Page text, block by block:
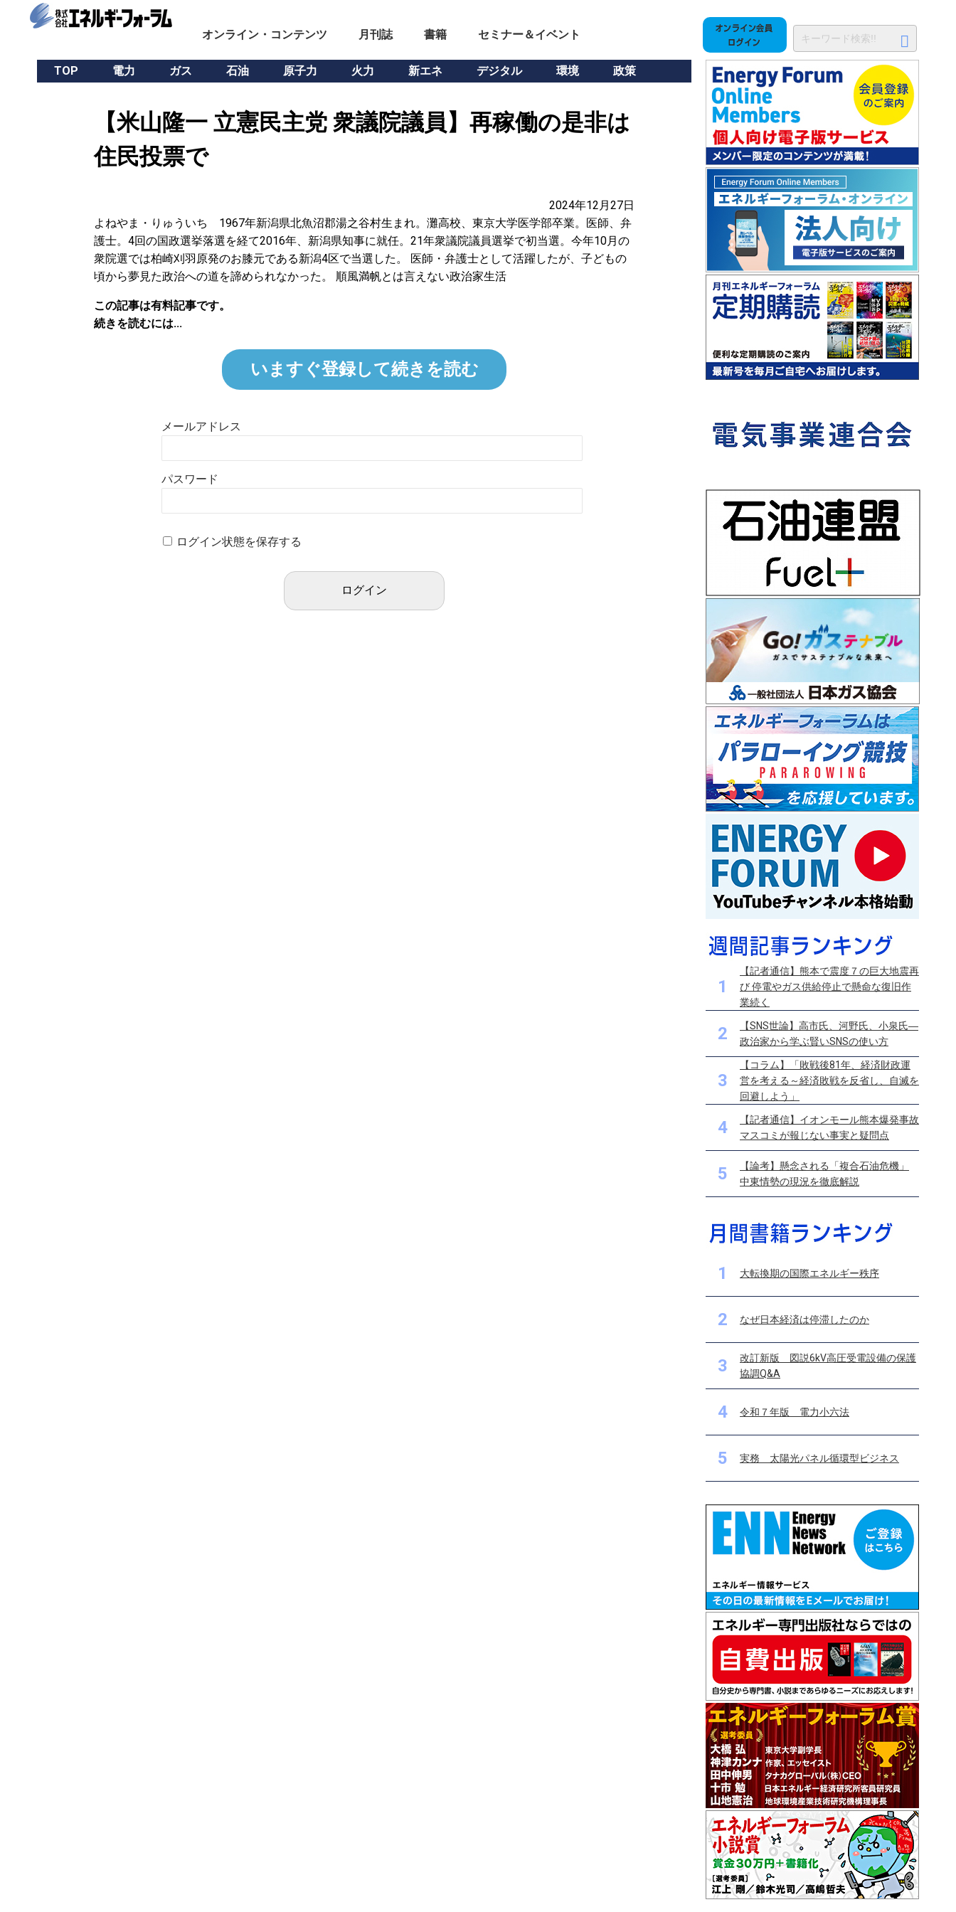
オンライン・コンテンツ 月刊誌 書籍 セミナー＆イベント
TOP 電力 ガス 石油 原子力 火力 新エネ デジタル 環境 政策
【米山隆一 立憲民主党 衆議院議員】再稼働の是非は
住民投票で
2024年12月27日
よねやま・りゅういち 1967年新潟県北魚沼郡湯之谷村生まれ。灘高校、東京大学医学部卒業。医師、弁
護士。4回の国政選挙落選を経て2016年、新潟県知事に就任。21年衆議院議員選挙で初当選。今年10月の
衆院選では柏崎刈羽原発のお膝元である新潟4区で当選した。 医師・弁護士として活躍したが、子どもの
頃から夢見た政治への道を諦められなかった。 順風満帆とは言えない政治家生活
この記事は有料記事です。
続きを読むには...
いますぐ登録して続きを読む
メールアドレス
パスワード
ログイン状態を保存する
1
【記者通信】熊本で震度７の巨大地震再
び 停電やガス供給停止で懸命な復旧作
業続く
2
【SNS世論】高市氏、河野氏、小泉氏―
政治家から学ぶ賢いSNSの使い方
3
【コラム】「敗戦後81年、経済財政運
営を考える～経済敗戦を反省し、自滅を
回避しよう」
4
【記者通信】イオンモール熊本爆発事故
マスコミが報じない事実と疑問点
5
【論考】懸念される「複合石油危機」
中東情勢の現況を徹底解説
1 大転換期の国際エネルギー秩序
2 なぜ日本経済は停滞したのか
3
改訂新版 図説6kV高圧受電設備の保護
協調Q&A
4 令和７年版 電力小六法
5 実務 太陽光パネル循環型ビジネス